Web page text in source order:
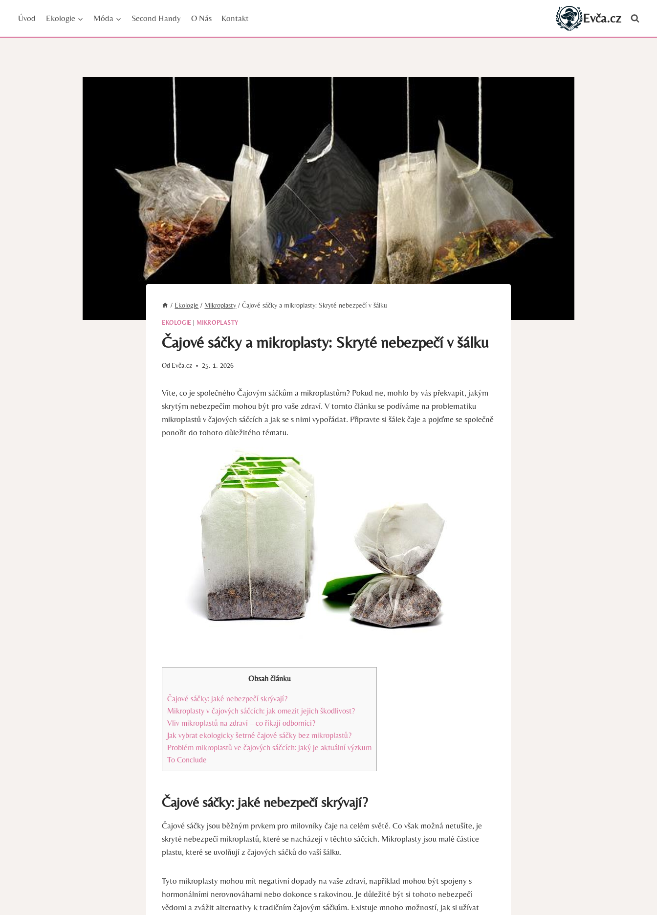
Úvod Ekologie Móda Second Handy O Nás Kontakt Evča.cz
/ Ekologie / Mikroplasty / Čajové sáčky a mikroplasty: Skryté nebezpečí v šálku
EKOLOGIE MIKROPLASTY
Čajové sáčky a mikroplasty: Skryté nebezpečí v šálku
Od Evča.cz 25. 1. 2026
Víte, co je společného Čajovým sáčkům a mikroplastům? Pokud ne, mohlo by vás překvapit, jakým
skrytým nebezpečím mohou být pro vaše zdraví. V tomto článku se podíváme na problematiku
mikroplastů v čajových sáčcích a jak se s nimi vypořádat. Připravte si šálek čaje a pojďme se společně
ponořit do tohoto důležitého tématu.
Obsah článku
Čajové sáčky: jaké nebezpečí skrývají?
Mikroplasty v čajových sáčcích: jak omezit jejich škodlivost?
Vliv mikroplastů na zdraví – co říkají odborníci?
Jak vybrat ekologicky šetrné čajové sáčky bez mikroplastů?
Problém mikroplastů ve čajových sáčcích: jaký je aktuální výzkum
To Conclude
Čajové sáčky: jaké nebezpečí skrývají?
Čajové sáčky jsou běžným prvkem pro milovníky čaje na celém světě. Co však možná netušíte, je
skryté nebezpečí mikroplastů, které se nacházejí v těchto sáčcích. Mikroplasty jsou malé částice
plastu, které se uvolňují z čajových sáčků do vaší šálku.
Tyto mikroplasty mohou mít negativní dopady na vaše zdraví, například mohou být spojeny s
hormonálními nerovnováhami nebo dokonce s rakovinou. Je důležité být si tohoto nebezpečí
vědomi a zvážit alternativy k tradičním čajovým sáčkům. Existuje mnoho možností, jak si užívat